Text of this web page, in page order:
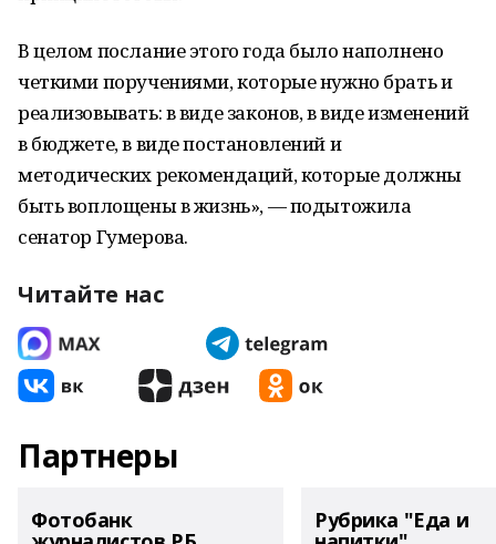
В целом послание этого года было наполнено
четкими поручениями, которые нужно брать и
реализовывать: в виде законов, в виде изменений
в бюджете, в виде постановлений и
методических рекомендаций, которые должны
быть воплощены в жизнь», — подытожила
сенатор Гумерова.
Читайте нас
Партнеры
Фотобанк Рубрика "Еда и